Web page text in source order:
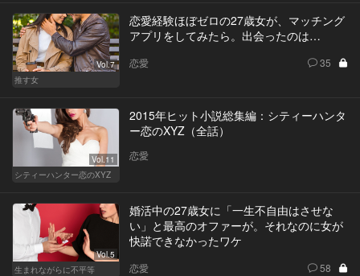
Vol.7
推す女
恋愛経験ほぼゼロの27歳女が、マッチング
アプリをしてみたら。出会ったのは…
恋愛 35
Vol.11
シティーハンター恋のXYZ
2015年ヒット小説総集編：シティーハンタ
ー恋のXYZ（全話）
恋愛
Vol.5
生まれながらに不平等
婚活中の27歳女に「一生不自由はさせな
い」と最高のオファーが。それなのに女が
快諾できなかったワケ
恋愛 58